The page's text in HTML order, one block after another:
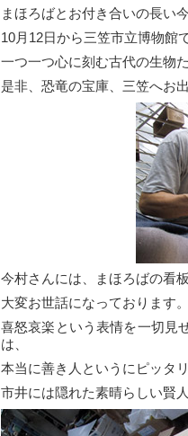
まほろばとお付き合いの長い
10月12日から三笠市立博物館
一つ一つ心に刻む古代の生物
是非、恐竜の宝庫、三笠へお
今村さんには、まほろばの看
大変お世話になっております
喜怒哀楽という表情を一切見
は、
本当に善き人というにピッタ
市井には隠れた素晴らしい賢